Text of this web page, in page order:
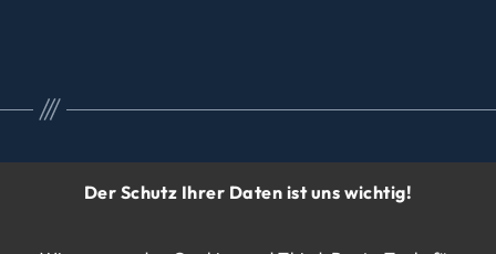
Der Schutz Ihrer Daten ist uns wichtig!